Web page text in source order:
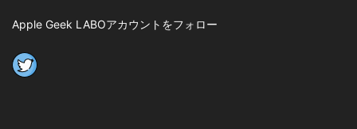
Apple Geek LABOアカウントをフォロー